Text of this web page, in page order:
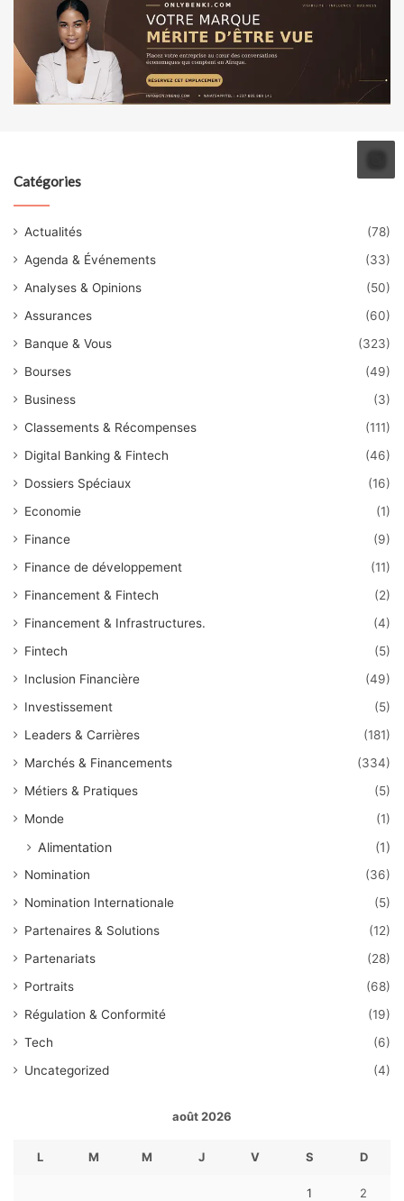
Catégories
Actualités
(78)
Agenda & Événements
(33)
Analyses & Opinions
(50)
Assurances
(60)
Banque & Vous
(323)
Bourses
(49)
Business
(3)
Classements & Récompenses
(111)
Digital Banking & Fintech
(46)
Dossiers Spéciaux
(16)
Economie
(1)
Finance
(9)
Finance de développement
(11)
Financement & Fintech
(2)
Financement & Infrastructures.
(4)
Fintech
(5)
Inclusion Financière
(49)
Investissement
(5)
Leaders & Carrières
(181)
Marchés & Financements
(334)
Métiers & Pratiques
(5)
Monde
(1)
Alimentation (1)
Nomination
(36)
Nomination Internationale
(5)
Partenaires & Solutions
(12)
Partenariats
(28)
Portraits
(68)
Régulation & Conformité
(19)
Tech
(6)
Uncategorized
(4)
août 2026
L M M J V S D
1 2